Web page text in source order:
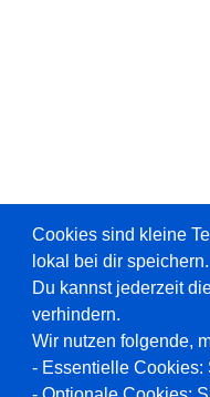
Cookies sind kleine
lokal bei dir speichern.
Du kannst jederzeit
verhindern.
Wir nutzen folgende,
- Essentielle Cookies: